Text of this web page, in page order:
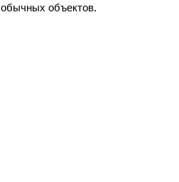
обычных объектов.